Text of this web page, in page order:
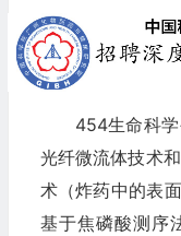
454生命科
光纤微流体技术
术（炸药中的表
基于焦磷酸测